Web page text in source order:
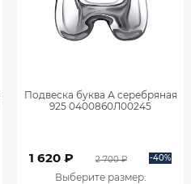
Подвеска буква А серебряная
925 0400860Л00245
1 620 ₽ 2 700 ₽ -40%
Выберите размер: